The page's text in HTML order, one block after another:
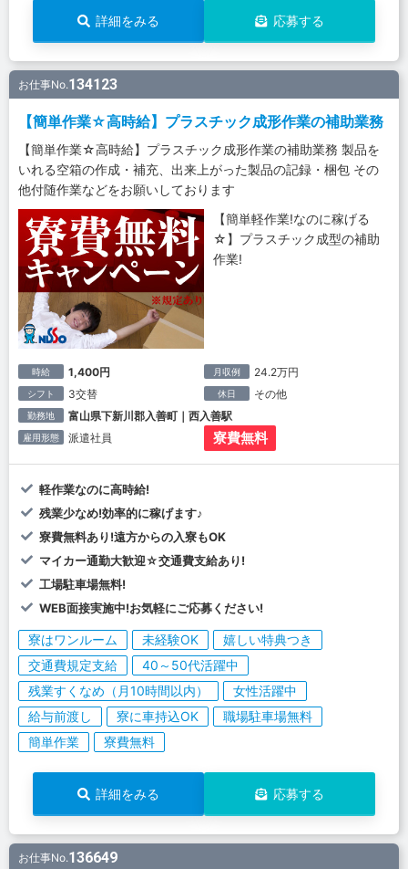
詳細をみる 応募する
お仕事No.134123
【簡単作業☆高時給】プラスチック成形作業の補助業務
【簡単作業☆高時給】プラスチック成形作業の補助業務 製品を
いれる空箱の作成・補充、出来上がった製品の記録・梱包 その
他付随作業などをお願いしております
【簡単軽作業!なのに稼げる
☆】プラスチック成型の補助
作業!
時給 1,400円 月収例 24.2万円
シフト 3交替 休日 その他
勤務地 富山県下新川郡入善町｜西入善駅
雇用形態 派遣社員 寮費無料
軽作業なのに高時給!
残業少なめ!効率的に稼げます♪
寮費無料あり!遠方からの入寮もOK
マイカー通勤大歓迎☆交通費支給あり!
工場駐車場無料!
WEB面接実施中!お気軽にご応募ください!
寮はワンルーム 未経験OK
嬉しい特典つき
交通費規定支給
40～50代活躍中
残業すくなめ（月10時間以内）
女性活躍中
給与前渡し
寮に車持込OK
職場駐車場無料
簡単作業
寮費無料
詳細をみる 応募する
お仕事No.136649